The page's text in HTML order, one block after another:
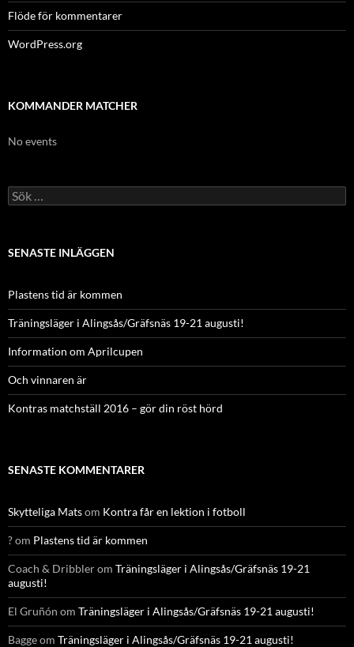
Flöde för kommentarer
WordPress.org
KOMMANDER MATCHER
No events
Sök
efter:
SENASTE INLÄGGEN
Plastens tid är kommen
Träningsläger i Alingsås/Gräfsnäs 19-21 augusti!
Information om Aprilcupen
Och vinnaren är
Kontras matchställ 2016 – gör din röst hörd
SENASTE KOMMENTARER
Skytteliga Matsom Kontra får en lektion i fotboll
?om Plastens tid är kommen
Coach & Dribblerom Träningsläger i Alingsås/Gräfsnäs 19-21
augusti!
El Gruñón om Träningsläger i Alingsås/Gräfsnäs 19-21 augusti!
Baggeom Träningsläger i Alingsås/Gräfsnäs 19-21 augusti!